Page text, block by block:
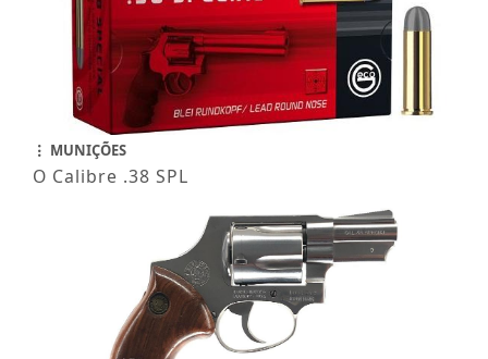
MUNIÇÕES
O Calibre .38 SPL